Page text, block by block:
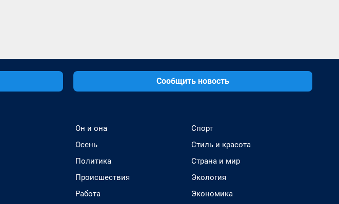
Сообщить новость
Он и она
Осень
Политика
Происшествия
Работа
Спорт
Стиль и красота
Страна и мир
Экология
Экономика